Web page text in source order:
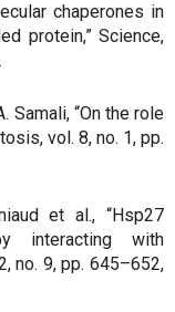
chaperones in
protein,” Science,
Samali, “On the role
vol. 8, no. 1, pp.
et al., “Hsp27
interacting with
no. 9, pp. 645–652,